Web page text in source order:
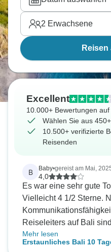
oder entspannen an
Strände von
Nusa Pendia,
mit Mantarochen oder
Inseln mit Schildkröten.
2 Erwachsene
Reisen
Excellent
10.000+ Bewertungen auf
Wählen Sie aus
10.500+ verifizierte
Reisenden
B Baby•gereist am Mai,
4,0
Es war eine sehr gute
Vielleicht 4 1/2 Sterne.
Reiseleiters auf Bali sind
verbesserungswürdig.
Besakih-Tempel waren,
Mehr lesen
Erstaunliches Bali 10